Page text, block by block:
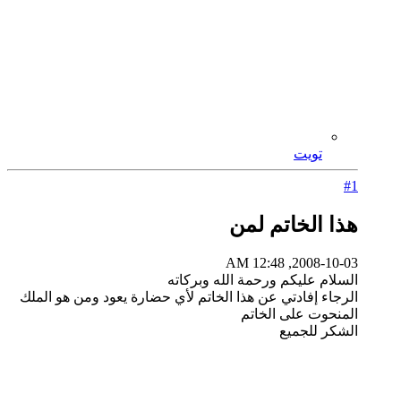
تويت
#1
هذا الخاتم لمن
2008-10-03, 12:48 AM
السلام عليكم ورحمة الله وبركاته
الرجاء إفادتي عن هذا الخاتم لأي حضارة يعود ومن هو الملك
المنحوت على الخاتم
الشكر للجميع